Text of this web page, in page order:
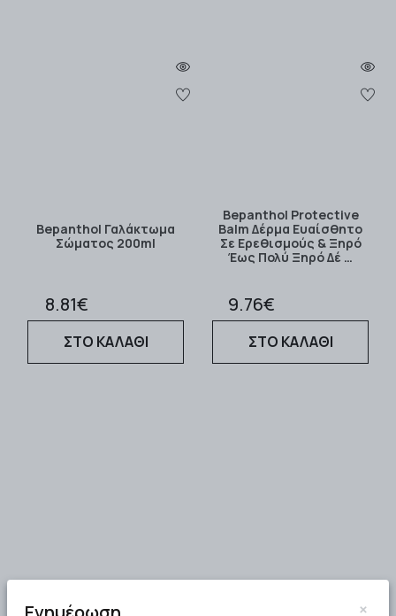
Bepanthol Γαλάκτωμα
Σώματος 200ml
8.81€
ΣΤΟ ΚΑΛΑΘΙ
Bepanthol Protective
Balm Δέρμα Ευαίσθητο
Σε Ερεθισμούς & Ξηρό
Έως Πολύ Ξηρό Δέ …
9.76€
ΣΤΟ ΚΑΛΑΘΙ
×